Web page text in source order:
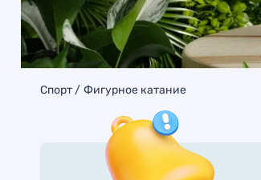
Спорт Фигурное катание